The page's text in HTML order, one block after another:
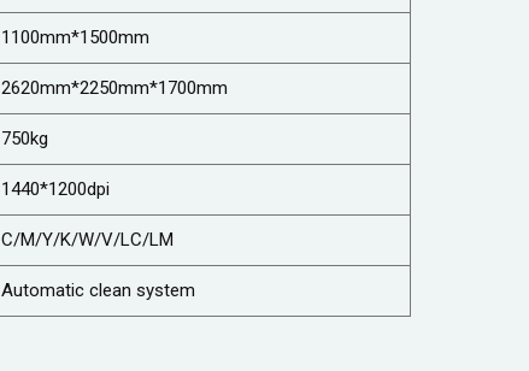
1100mm*1500mm
2620mm*2250mm*1700mm
750kg
1440*1200dpi
C/M/Y/K/W/V/LC/LM
Automatic clean system